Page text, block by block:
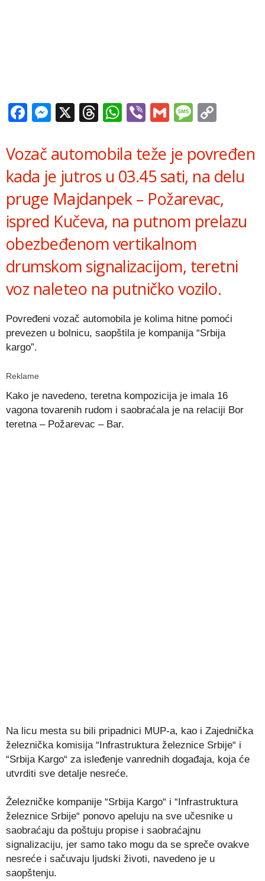
Facebook
Messenger
X Threads
WhatsApp
ViberGmail
Vozač automobila teže je povređen
kada je jutros u 03.45 sati, na delu
pruge Majdanpek – Požarevac,
ispred Kučeva, na putnom prelazu
obezbeđenom vertikalnom
drumskom signalizacijom, teretni
voz naleteo na putničko vozilo.
Povređeni vozač automobila je kolima hitne pomoći
prevezen u bolnicu, saopštila je kompanija “Srbija
kargo”.
Reklame
Kako je navedeno, teretna kompozicija je imala 16
vagona tovarenih rudom i saobraćala je na relaciji Bor
teretna – Požarevac – Bar.
Na licu mesta su bili pripadnici MUP-a, kao i Zajednička
železnička komisija “Infrastruktura železnice Srbije“ i
“Srbija Kargo“ za isleđenje vanrednih događaja, koja će
utvrditi sve detalje nesreće.
Železničke kompanije “Srbija Kargo“ i “Infrastruktura
železnice Srbije“ ponovo apeluju na sve učesnike u
saobraćaju da poštuju propise i saobraćajnu
signalizaciju, jer samo tako mogu da se spreče ovakve
nesreće i sačuvaju ljudski životi, navedeno je u
saopštenju.